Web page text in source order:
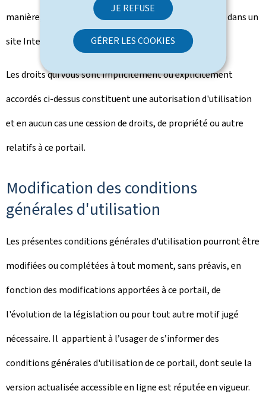
JE REFUSE
GÉRER LES COOKIES
manière, en tout ou en partie, dans un autre portail ou dans un
site Internet.
Les droits qui vous sont implicitement ou explicitement
accordés ci-dessus constituent une autorisation d'utilisation
et en aucun cas une cession de droits, de propriété ou autre
relatifs à ce portail.
Modification des conditions
générales d'utilisation
Les présentes conditions générales d'utilisation pourront être
modifiées ou complétées à tout moment, sans préavis, en
fonction des modifications apportées à ce portail, de
l'évolution de la législation ou pour tout autre motif jugé
nécessaire. Il appartient à l’usager de s’informer des
conditions générales d'utilisation de ce portail, dont seule la
version actualisée accessible en ligne est réputée en vigueur.